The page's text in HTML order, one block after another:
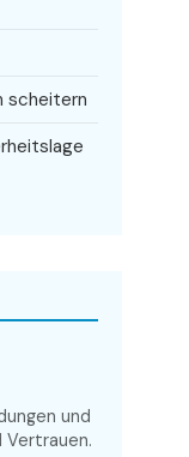
scheitern
und
Vertrauen.